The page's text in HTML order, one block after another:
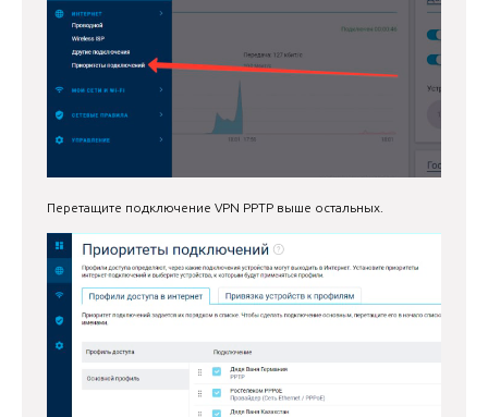
Перетащите подключение VPN PPTP выше остальных.